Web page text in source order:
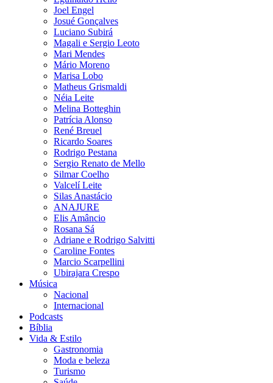
Joel Engel
Josué Gonçalves
Luciano Subirá
Magali e Sergio Leoto
Mari Mendes
Mário Moreno
Marisa Lobo
Matheus Grismaldi
Néia Leite
Melina Botteghin
Patrícia Alonso
René Breuel
Ricardo Soares
Rodrigo Pestana
Sergio Renato de Mello
Silmar Coelho
Valcelí Leite
Silas Anastácio
ANAJURE
Elis Amâncio
Rosana Sá
Adriane e Rodrigo Salvitti
Caroline Fontes
Marcio Scarpellini
Ubirajara Crespo
Música
Nacional
Internacional
Podcasts
Bíblia
Vida & Estilo
Gastronomia
Moda e beleza
Turismo